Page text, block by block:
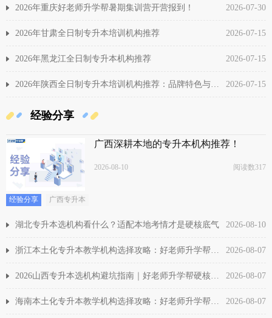
2026年重庆好老师升学帮暑期集训营开营报到！ 2026-07-30
2026年甘肃全日制专升本培训机构推荐 2026-07-15
2026年黑龙江全日制专升本机构推荐 2026-07-15
2026年陕西全日制专升本培训机构推荐：品牌特色与数据情报 2026-07-15
经验分享
广西深耕本地的专升本机构推荐！
2026-08-10 阅读数317
经验分享 广西专升本
湖北专升本选机构看什么？适配本地考情才是硬核底气 2026-08-10
浙江本土化专升本教学机构选择攻略：好老师升学帮好口碑深度推荐 2026-08-07
2026山西专升本选机构避坑指南｜好老师升学帮硬核数据实测 2026-08-07
海南本土化专升本教学机构选择攻略：好老师升学帮好口碑深度推荐 2026-08-07